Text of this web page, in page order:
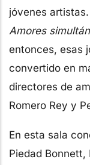
jóvenes
Amores
entonces, esas
convertido en
directores de
Romero Rey y
En esta sala
Piedad